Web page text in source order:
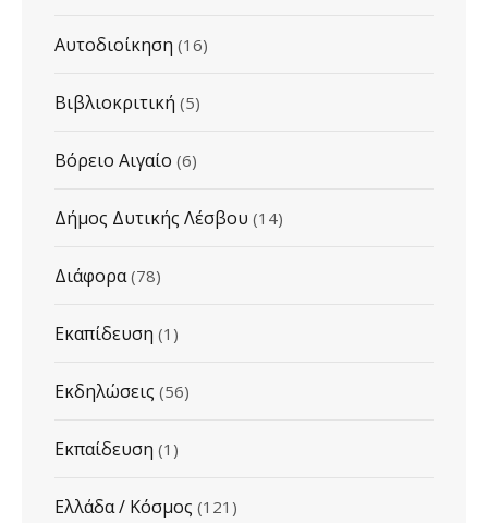
Αυτοδιοίκηση (16)
Βιβλιοκριτική (5)
Βόρειο Αιγαίο (6)
Δήμος Δυτικής Λέσβου (14)
Διάφορα (78)
Εκαπίδευση (1)
Εκδηλώσεις (56)
Εκπαίδευση (1)
Ελλάδα / Κόσμος (121)